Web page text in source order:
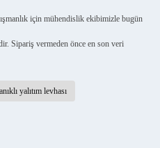
için mühendislik ekibimizle bugün
Sipariş vermeden önce en son veri
yalıtım levhası